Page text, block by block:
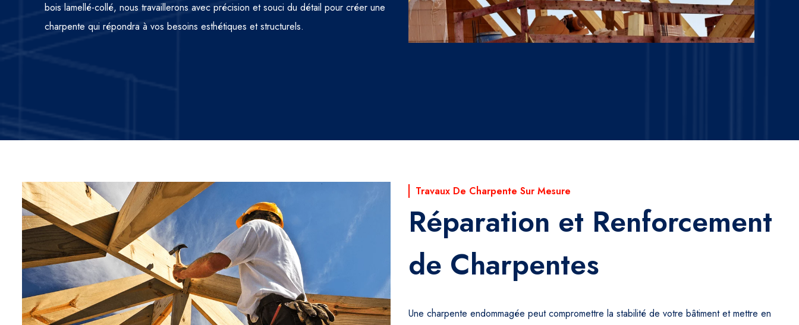
bois lamellé-collé, nous travaillerons avec précision et souci du détail pour créer une
charpente qui répondra à vos besoins esthétiques et structurels.
Travaux De Charpente Sur Mesure
Réparation et Renforcement
de Charpentes
Une charpente endommagée peut compromettre la stabilité de votre bâtiment et mettre en